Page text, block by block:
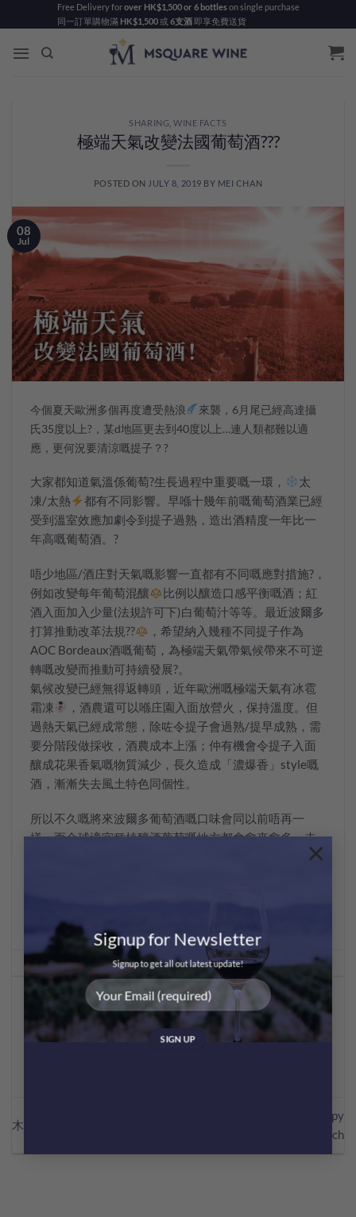
Signup for Newsletter
Signup to get all out latest update!
×
to
content
Free Delivery forover HK$1,500 or 6 bottleson single purchase
同一訂單購物滿 HK$1,500或 6支酒即享免費送貨
SHARING ,WINE FACTS
極端天氣改變法國葡萄酒???
POSTED ON JULY 8, 2019 BY MEI CHAN
08
Jul
今個夏天歐洲多個再度遭受熱浪
來襲，6月尾已經高達攝
氏35度以上?，某d地區更去到40度以上…連人類都難以適
應，更何況要清涼嘅提子？?
大家都知道氣溫係葡萄?生長過程中重要嘅一環，
太
凍/太熱
都有不同影響。早喺十幾年前嘅葡萄酒業已經
受到溫室效應加劇令到提子過熟，造出酒精度一年比一
年高嘅葡萄酒。?
唔少地區/酒庄對天氣嘅影響一直都有不同嘅應對措施?，
例如改變每年葡萄混釀
比例以釀造口感平衡嘅酒；紅
酒入面加入少量(法規許可下)白葡萄汁等等。最近波爾多
打算推動改革法規??‍
，希望納入幾種不同提子作為
AOC Bordeaux酒嘅葡萄，為極端天氣帶氣候帶來不可逆
轉嘅改變而推動可持續發展?。
氣候改變已經無得返轉頭，近年歐洲嘅極端天氣有冰雹
霜凍
，酒農還可以喺庄園入面放營火，保持溫度。但
過熱天氣已經成常態，除咗令提子會過熟/提早成熟，需
要分階段做採收，酒農成本上漲；仲有機會令提子入面
釀成花果香氣嘅物質減少，長久造成「濃爆香」style嘅
酒，漸漸失去風土特色同個性。
所以不久嘅將來波爾多葡萄酒嘅口味會同以前唔再一
樣，而全球適宜種植釀酒葡萄嘅地方都會愈來愈多，未
This entry was posted inSharing,Wine Facts. Bookmark the permalink.
MEI CHAN
木屑跌落紅酒 仲飲唔飲得？
Krug Champagne – Happy
Friday Lunch